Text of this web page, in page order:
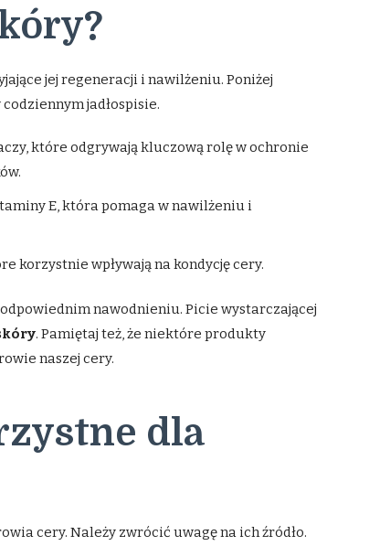
jej regeneracji i nawilżeniu. Poniżej
jadłospisie.
które odgrywają kluczową rolę w ochronie
E, która pomaga w nawilżeniu i
korzystnie wpływają na kondycję cery.
nawodnieniu. Picie wystarczającej
. Pamiętaj też, że niektóre produkty
naszej cery.
dla
cery. Należy zwrócić uwagę na ich źródło.